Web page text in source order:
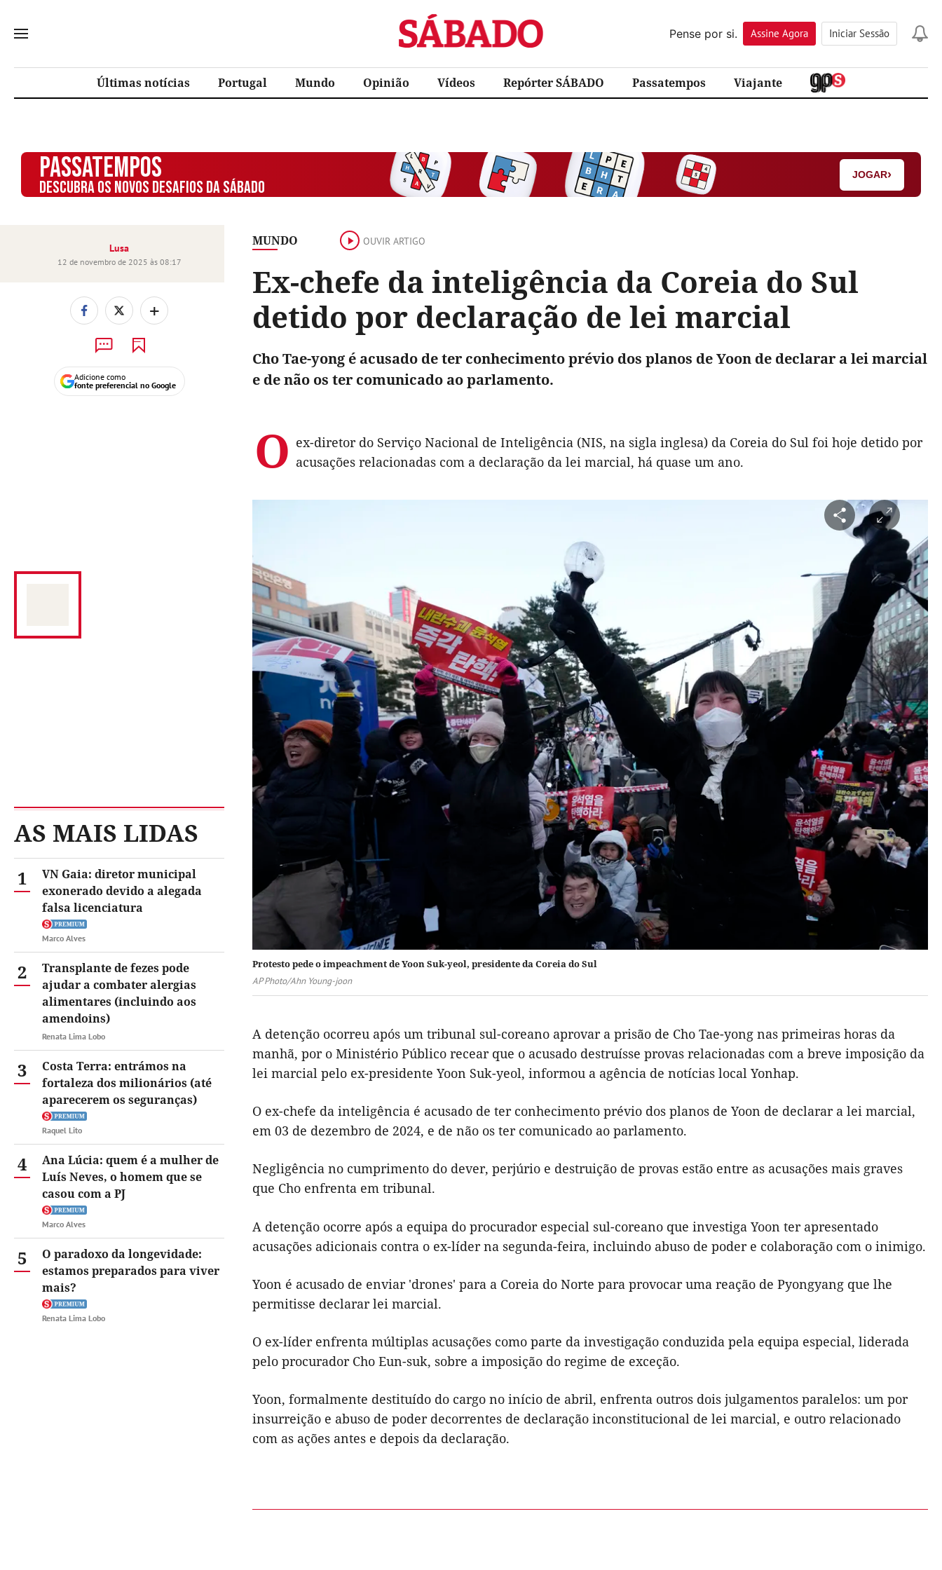
Sábado
Pense por si.
Assine Agora Iniciar Sessão
Últimas notícias Portugal Mundo Opinião Vídeos Repórter SÁBADO Passatempos Viajante
PASSATEMPOS
DESCUBRA OS NOVOS DESAFIOS DA SÁBADO
JOGAR›
MUNDO OUVIR ARTIGO
Ex-chefe da inteligência da Coreia do Sul
detido por declaração de lei marcial
Lusa
12 de novembro de 2025 às 08:17
+
Adicione como
fonte preferencial no Google
AS MAIS LIDAS
1
VN Gaia: diretor municipal
exonerado devido a alegada
falsa licenciatura
Marco Alves
2
Transplante de fezes pode
ajudar a combater alergias
alimentares (incluindo aos
amendoins)
Renata Lima Lobo
3
Costa Terra: entrámos na
fortaleza dos milionários (até
aparecerem os seguranças)
Raquel Lito
4
Ana Lúcia: quem é a mulher de
Luís Neves, o homem que se
casou com a PJ
Marco Alves
5
O paradoxo da longevidade:
estamos preparados para viver
mais?
Renata Lima Lobo
Cho Tae-yong é acusado de ter conhecimento prévio dos planos de Yoon de declarar a lei marcial
e de não os ter comunicado ao parlamento.
O ex-diretor do Serviço Nacional de Inteligência (NIS, na sigla inglesa) da Coreia do Sul foi hoje detido por
acusações relacionadas com a declaração da lei marcial, há quase um ano.
Protesto pede o impeachment de Yoon Suk-yeol, presidente da Coreia do Sul
AP Photo/Ahn Young-joon
A detenção ocorreu após um tribunal sul-coreano aprovar a prisão de Cho Tae-yong nas primeiras horas da
manhã, por o Ministério Público recear que o acusado destruísse provas relacionadas com a breve imposição da
lei marcial pelo ex-presidente Yoon Suk-yeol, informou a agência de notícias local Yonhap.
O ex-chefe da inteligência é acusado de ter conhecimento prévio dos planos de Yoon de declarar a lei marcial,
em 03 de dezembro de 2024, e de não os ter comunicado ao parlamento.
Negligência no cumprimento do dever, perjúrio e destruição de provas estão entre as acusações mais graves
que Cho enfrenta em tribunal.
A detenção ocorre após a equipa do procurador especial sul-coreano que investiga Yoon ter apresentado
acusações adicionais contra o ex-líder na segunda-feira, incluindo abuso de poder e colaboração com o inimigo.
Yoon é acusado de enviar 'drones' para a Coreia do Norte para provocar uma reação de Pyongyang que lhe
permitisse declarar lei marcial.
O ex-líder enfrenta múltiplas acusações como parte da investigação conduzida pela equipa especial, liderada
pelo procurador Cho Eun-suk, sobre a imposição do regime de exceção.
Yoon, formalmente destituído do cargo no início de abril, enfrenta outros dois julgamentos paralelos: um por
insurreição e abuso de poder decorrentes de declaração inconstitucional de lei marcial, e outro relacionado
com as ações antes e depois da declaração.